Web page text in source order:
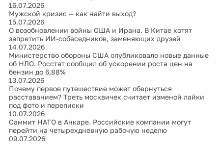
16.07.2026
Мужской кризис — как найти выход?
15.07.2026
О возобновлении войны США и Ирана. В Китае хотят
запретить ИИ-собеседников, заменяющих друзей
14.07.2026
Министерство обороны США опубликовало новые данные
об НЛО. Росстат сообщил об ускорении роста цен на
бензин до 6,88%
13.07.2026
Почему первое путешествие может обернуться
расставанием? Треть москвичек считает изменой лайки
под фото и переписки
10.07.2026
Саммит НАТО в Анкаре. Российские компании могут
перейти на четырехдневную рабочую неделю
09.07.2026